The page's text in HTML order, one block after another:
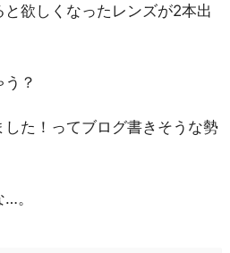
欲しくなったレンズが2本出
？
した！ってブログ書きそうな勢
。